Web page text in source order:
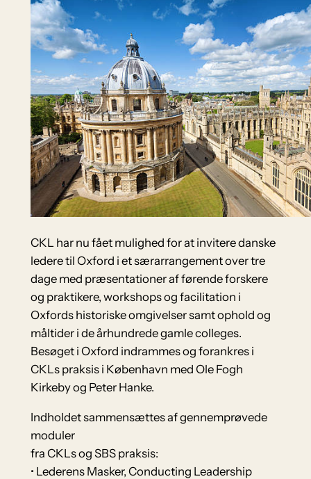
CKL har nu fået mulighed for at invitere danske
ledere til Oxford i et særarrangement over tre
dage med præsentationer af førende forskere
og praktikere, workshops og facilitation i
Oxfords historiske omgivelser samt ophold og
måltider i de århundrede gamle colleges.
Besøget i Oxford indrammes og forankres i
CKLs praksis i København med Ole Fogh
Kirkeby og Peter Hanke.
Indholdet sammensættes af gennemprøvede
moduler
fra CKLs og SBS praksis:
• Lederens Masker, Conducting Leadership